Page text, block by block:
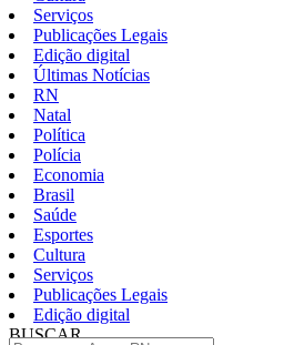
Serviços
Publicações Legais
Edição digital
Últimas Notícias
RN
Natal
Política
Polícia
Economia
Brasil
Saúde
Esportes
Cultura
Serviços
Publicações Legais
Edição digital
BUSCAR